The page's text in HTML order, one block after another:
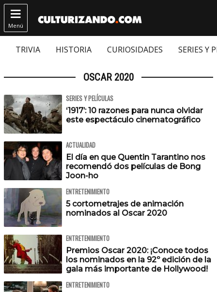

Menú
TRIVIA HISTORIA CURIOSIDADES SERIES Y
OSCAR 2020
SERIES Y PELÍCULAS
‘1917’: 10 razones para nunca olvidar
este espectáculo cinematográfico
ACTUALIDAD
El día en que Quentin Tarantino nos
recomendó dos películas de Bong
Joon-ho
ENTRETENIMIENTO
5 cortometrajes de animación
nominados al Oscar 2020
ENTRETENIMIENTO
Premios Oscar 2020: ¡Conoce todos
los nominados en la 92º edición de la
gala más importante de Hollywood!
ENTRETENIMIENTO